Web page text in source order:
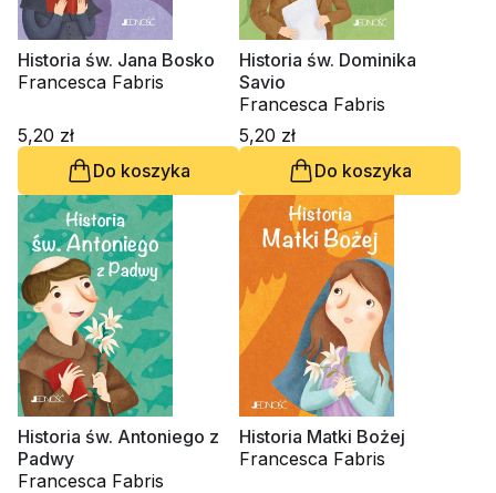
Historia św. Jana Bosko
Francesca Fabris
5,20 zł
Do koszyka
Historia św. Dominika
Savio
Francesca Fabris
5,20 zł
Do koszyka
Historia św. Antoniego z
Padwy
Francesca Fabris
Historia Matki Bożej
Francesca Fabris